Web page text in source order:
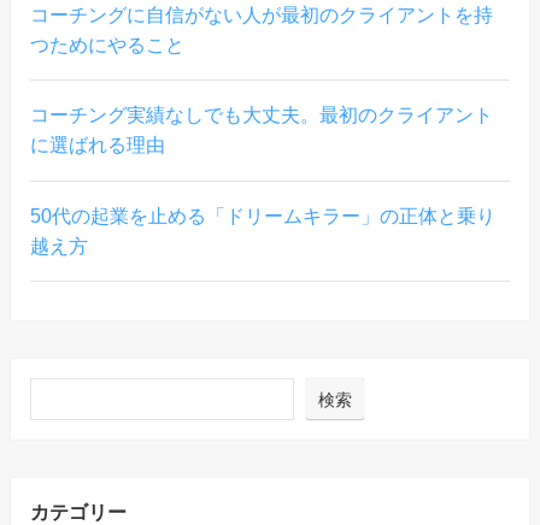
コーチングに自信がない人が最初のクライアントを持
つためにやること
コーチング実績なしでも大丈夫。最初のクライアント
に選ばれる理由
50代の起業を止める「ドリームキラー」の正体と乗り
越え方
検索
カテゴリー